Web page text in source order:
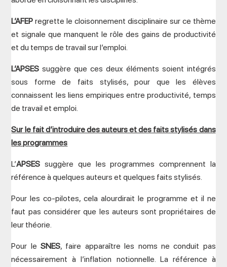
L’AFEP regrette le cloisonnement disciplinaire sur ce thème
et signale que manquent le rôle des gains de productivité
et du temps de travail sur l’emploi.
L’APSES suggère que ces deux éléments soient intégrés
sous forme de faits stylisés, pour que les élèves
connaissent les liens empiriques entre productivité, temps
de travail et emploi.
Sur le fait d’introduire des auteurs et des faits stylisés dans
les programmes
L’APSES suggère que les programmes comprennent la
référence à quelques auteurs et quelques faits stylisés.
Pour les co-pilotes, cela alourdirait le programme et il ne
faut pas considérer que les auteurs sont propriétaires de
leur théorie.
Pour leSNES, faire apparaître les noms ne conduit pas
nécessairement à l’inflation notionnelle. La référence à